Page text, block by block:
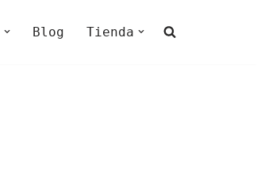
Blog Tienda